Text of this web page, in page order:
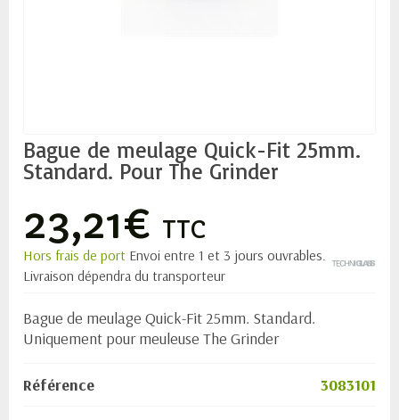
Bague de meulage Quick-Fit 25mm.
Standard. Pour The Grinder
23,21€ TTC
Hors frais de port Envoi entre 1 et 3 jours ouvrables.
Livraison dépendra du transporteur
Bague de meulage Quick-Fit 25mm. Standard.
Uniquement pour meuleuse The Grinder
Référence 3083101